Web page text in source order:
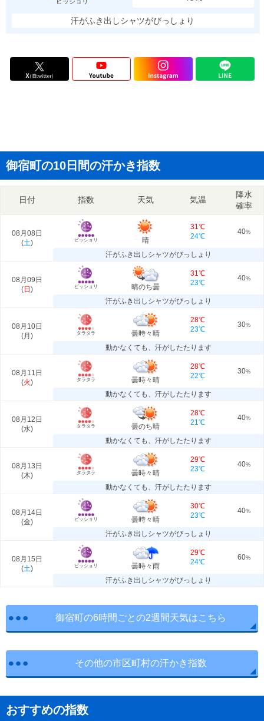
汗がふき出しシャツがびっしょり
御宿町の10日間の汗かき指数
日付 指数 天気 気温
降水
確率
08月08日
(土) ビッショリ 晴
31℃
24℃
40%
汗がふき出しシャツがびっしょり
08月09日
(日 ) ビッショリ 晴のち曇
31℃
23℃
40%
汗がふき出しシャツがびっしょり
08月10日
(月 ) タラタラ 曇時々晴
28℃
23℃
30%
動かなくても、汗がしたたります
08月11日
(火) タラタラ 曇時々晴
28℃
22℃
30%
動かなくても、汗がしたたります
08月12日
(水) タラタラ 曇のち晴
28℃
21℃
40%
動かなくても、汗がしたたります
08月13日
(木) タラタラ 曇時々晴
29℃
23℃
40%
動かなくても、汗がしたたります
08月14日
(金) ビッショリ 曇時々晴
30℃
23℃
40%
汗がふき出しシャツがびっしょり
08月15日
(土) ビッショリ 曇時々雨
29℃
24℃
60%
汗がふき出しシャツがびっしょり
御宿町の6時間ごとの2週間天気はこちら
その他の市区町村の汗かき指数
おすすめの指数